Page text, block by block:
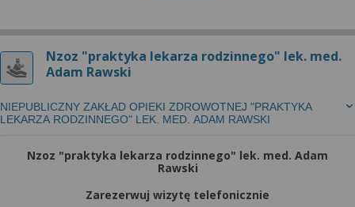
Nzoz "praktyka lekarza rodzinnego" lek. med.
Adam Rawski
NIEPUBLICZNY ZAKŁAD OPIEKI ZDROWOTNEJ "PRAKTYKA
LEKARZA RODZINNEGO" LEK. MED. ADAM RAWSKI
Nzoz "praktyka lekarza rodzinnego" lek. med. Adam
Rawski
Zarezerwuj wizytę telefonicznie